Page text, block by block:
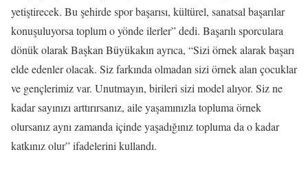
yetiştirecek. Bu şehirde spor başarısı, kültürel, sanatsal başarılar
konuşuluyorsa toplum o yönde ilerler” dedi. Başarılı sporculara
dönük olarak Başkan Büyükakın ayrıca, “Sizi örnek alarak başarı
elde edenler olacak. Siz farkında olmadan sizi örnek alan çocuklar
ve gençlerimiz var. Unutmayın, birileri sizi model alıyor. Siz ne
kadar sayınızı arttırırsanız, aile yaşamınızla topluma örnek
olursanız aynı zamanda içinde yaşadığınız topluma da o kadar
katkınız olur” ifadelerini kullandı.